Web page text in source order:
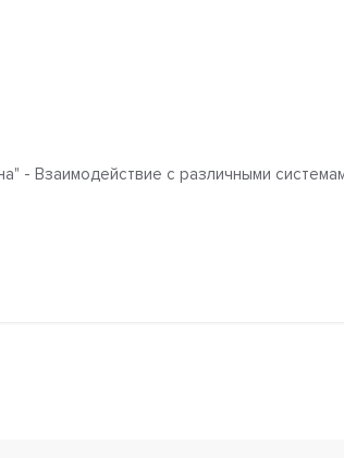
- Взаимодействие с различными